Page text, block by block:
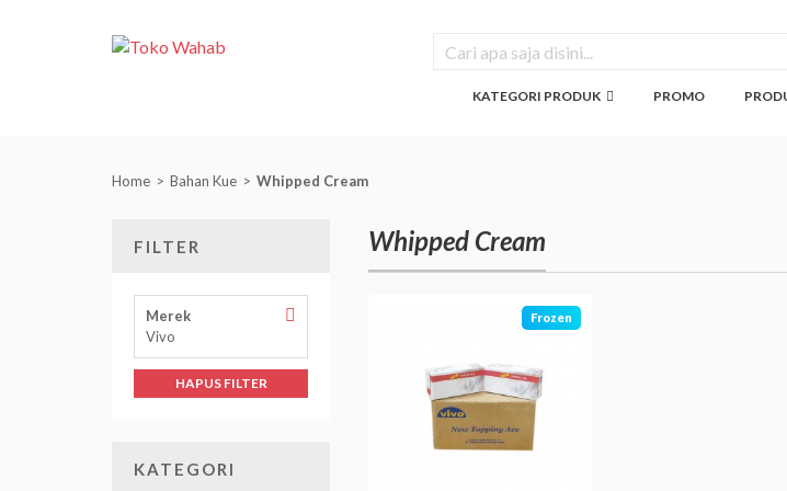
KATEGORI PRODUK PROMO
Home Bahan Kue Whipped Cream
FILTER
Merek
Vivo
HAPUS FILTER
KATEGORI
Whipped Cream
Frozen